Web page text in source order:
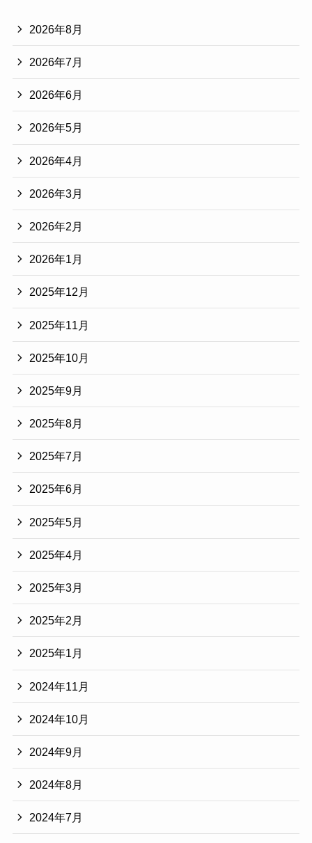
2026年8月
2026年7月
2026年6月
2026年5月
2026年4月
2026年3月
2026年2月
2026年1月
2025年12月
2025年11月
2025年10月
2025年9月
2025年8月
2025年7月
2025年6月
2025年5月
2025年4月
2025年3月
2025年2月
2025年1月
2024年11月
2024年10月
2024年9月
2024年8月
2024年7月